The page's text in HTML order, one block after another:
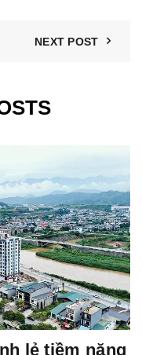
NEXT POST
lẻ tiềm năng